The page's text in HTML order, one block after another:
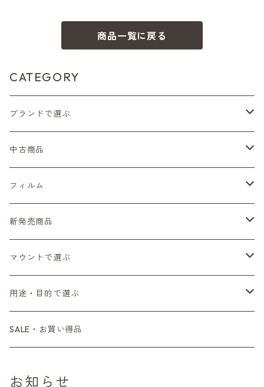
商品一覧に戻る
CATEGORY
ブランドで選ぶ
Nikon（ニコン）
Sシリーズ
Fシリーズ（一桁＋F100）
Canon（キヤノン）
レンジファインダー（7、P）
PENTAX（ペンタックス）
SL、SP
K2、KX、KM
CONTAX（コンタックス）
G1、G2
Tシリーズ
MINOLTA（ミノルタ）
コンパクト
OLYMPUS（オリンパス）
中古商品
フィルムカメラ
一眼レフカメラ（マニュアルフォーカス）
一眼レフカメラ（オートフォーカス）
デジタルカメラ
一眼カメラ
ミラーレスカメラ
マニュアルレンズ
一眼レンズ
レンジファインダーレンズ
オートフォーカスレンズ
一眼レンズ
マウントアダプター
フィルム
レンズ付きフィルム
35mm（135）カラーネガ
35mm（135）白黒ネガ
35mm（135）カラーリバーサル
新発売商品
フィルムカメラ
レンズ付きフィルム
アクセサリー・付属品
マウントで選ぶ
M42
L39
用途・目的で選ぶ
初心者の方へもおすすめ！
SALE・お買い得品
お知らせ